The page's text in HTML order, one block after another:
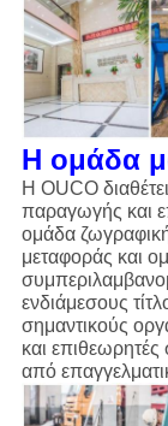
Η ομάδα
Η OUCO
παραγωγής και
ομάδα
μεταφοράς και
ενδιάμεσους
σημαντικούς
και επιθεωρητές
από